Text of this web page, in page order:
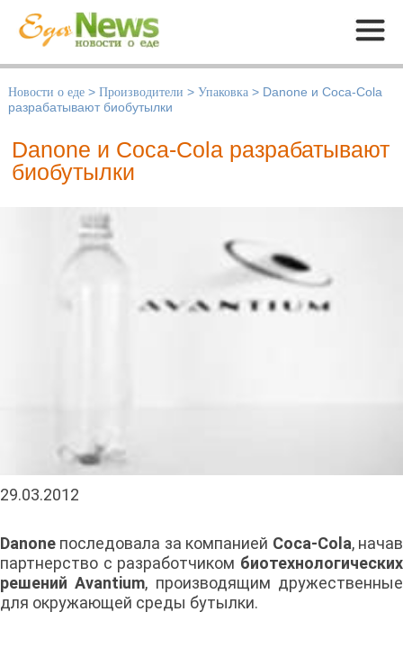
Меню
Новости о еде > Производители > Упаковка > Danone и Coca-Cola
разрабатывают биобутылки
Danone и Coca-Cola разрабатывают
биобутылки
29.03.2012
Danone последовала за компанией Coca-Cola, начав
партнерство с разработчиком биотехнологических
решений Avantium, производящим дружественные
для окружающей среды бутылки.